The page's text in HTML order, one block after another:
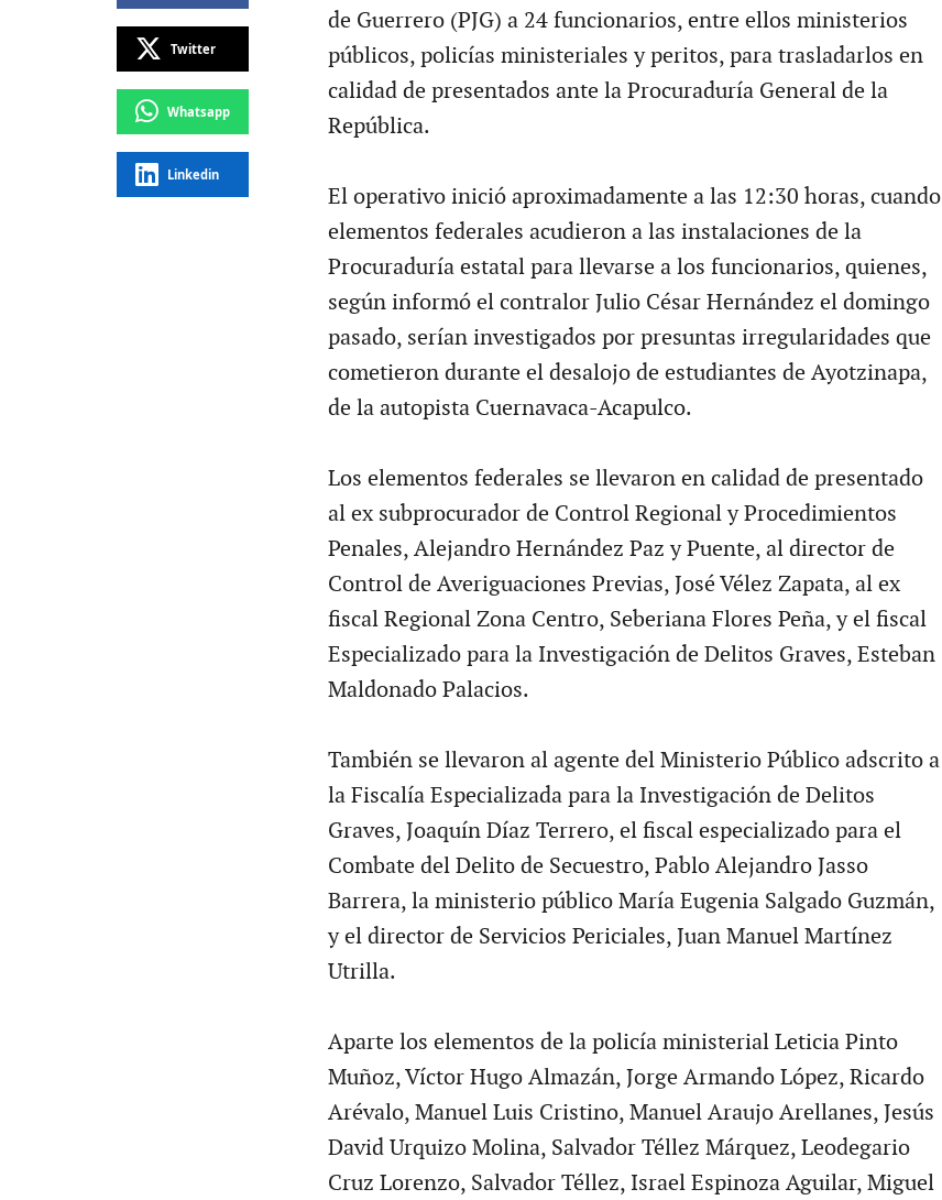
Twitter
Whatsapp
Linkedin
de Guerrero (PJG) a 24 funcionarios, entre ellos ministerios
públicos, policías ministeriales y peritos, para trasladarlos en
calidad de presentados ante la Procuraduría General de la
República.
El operativo inició aproximadamente a las 12:30 horas, cuando
elementos federales acudieron a las instalaciones de la
Procuraduría estatal para llevarse a los funcionarios, quienes,
según informó el contralor Julio César Hernández el domingo
pasado, serían investigados por presuntas irregularidades que
cometieron durante el desalojo de estudiantes de Ayotzinapa,
de la autopista Cuernavaca-Acapulco.
Los elementos federales se llevaron en calidad de presentado
al ex subprocurador de Control Regional y Procedimientos
Penales, Alejandro Hernández Paz y Puente, al director de
Control de Averiguaciones Previas, José Vélez Zapata, al ex
fiscal Regional Zona Centro, Seberiana Flores Peña, y el fiscal
Especializado para la Investigación de Delitos Graves, Esteban
Maldonado Palacios.
También se llevaron al agente del Ministerio Público adscrito a
la Fiscalía Especializada para la Investigación de Delitos
Graves, Joaquín Díaz Terrero, el fiscal especializado para el
Combate del Delito de Secuestro, Pablo Alejandro Jasso
Barrera, la ministerio público María Eugenia Salgado Guzmán,
y el director de Servicios Periciales, Juan Manuel Martínez
Utrilla.
Aparte los elementos de la policía ministerial Leticia Pinto
Muñoz, Víctor Hugo Almazán, Jorge Armando López, Ricardo
Arévalo, Manuel Luis Cristino, Manuel Araujo Arellanes, Jesús
David Urquizo Molina, Salvador Téllez Márquez, Leodegario
Cruz Lorenzo, Salvador Téllez, Israel Espinoza Aguilar, Miguel